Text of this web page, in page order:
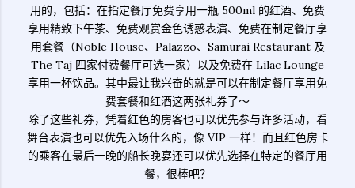
用的，包括：在指定餐厅免费享用一瓶 500ml 的红酒、免费
享用精致下午茶、免费观赏金色诱惑表演、免费在制定餐厅享
用套餐（Noble House、Palazzo、Samurai Restaurant 及
The Taj 四家付费餐厅可选一家）以及免费在 Lilac Lounge
享用一杯饮品。其中最让我兴奋的就是可以在制定餐厅享用免
费套餐和红酒这两张礼券了～
除了这些礼券，凭着红色的房客也可以优先参与许多活动，看
舞台表演也可以优先入场什么的，像 VIP 一样！而且红色房卡
的乘客在最后一晚的船长晚宴还可以优先选择在特定的餐厅用
餐，很棒吧？